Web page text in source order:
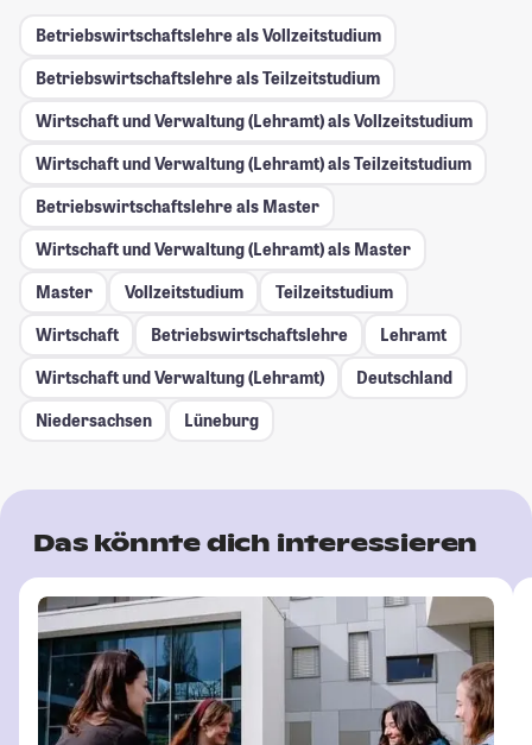
Betriebswirtschaftslehre als Vollzeitstudium
Betriebswirtschaftslehre als Teilzeitstudium
Wirtschaft und Verwaltung (Lehramt) als Vollzeitstudium
Wirtschaft und Verwaltung (Lehramt) als Teilzeitstudium
Betriebswirtschaftslehre als Master
Wirtschaft und Verwaltung (Lehramt) als Master
Master
Vollzeitstudium
Teilzeitstudium
Wirtschaft
Betriebswirtschaftslehre
Lehramt
Wirtschaft und Verwaltung (Lehramt)
Deutschland
Niedersachsen
Lüneburg
Das könnte dich interessieren